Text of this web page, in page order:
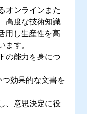
オンラインまた
高度な技術知識
用し生産性を高
す。
の能力を身につ
効果的な文書を
、意思決定に役